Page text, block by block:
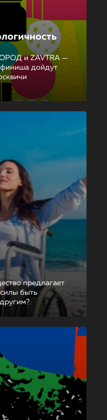
и ZAVTRA —
финиша дойдут
предлагает
силы быть